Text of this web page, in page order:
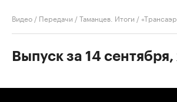
Видео / Передачи /Таманцев. Итоги /
Выпуск за 14